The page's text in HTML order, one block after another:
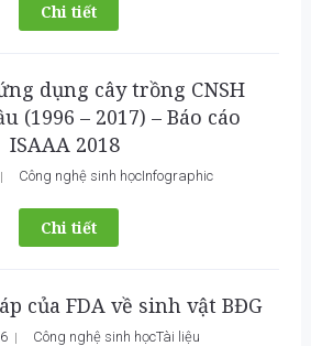
Chi tiết
dụng cây trồng CNSH
(1996 – 2017) – Báo cáo
ISAAA 2018
Công nghệ sinh họcInfographic
Chi tiết
của FDA về sinh vật BĐG
Công nghệ sinh họcTài liệu